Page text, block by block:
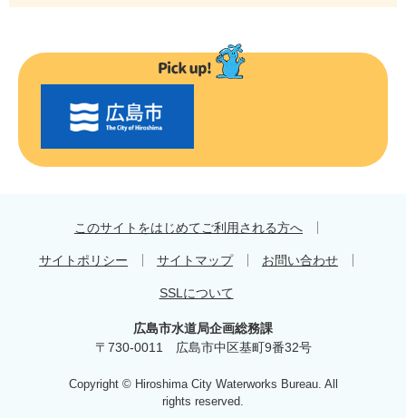
このサイトをはじめてご利用される方へ
サイトポリシー サイトマップ お問い合わせ
SSLについて
広島市水道局企画総務課
〒730-0011 広島市中区基町9番32号
Copyright © Hiroshima City Waterworks Bureau. All
rights reserved.